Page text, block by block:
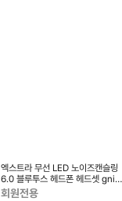
엑스트라 무선 LED 노이즈캔슬링
6.0 블루투스 헤드폰 헤드셋 gni
312
회원전용